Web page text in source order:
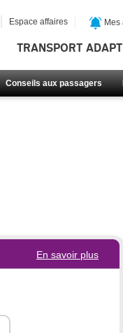
TRANSPORT
Conseils aux passagers
Espace affaires Mes
En savoir plus